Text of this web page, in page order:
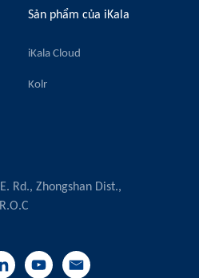
Sản phẩm của iKala
iKala Cloud
Kolr
Rd., Zhongshan Dist.,